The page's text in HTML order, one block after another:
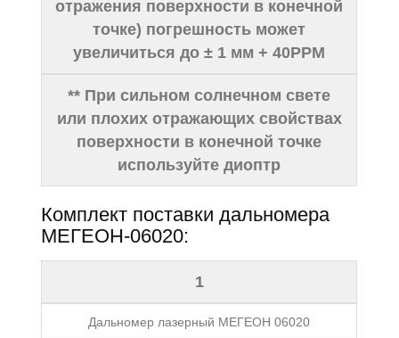
отражения поверхности в конечной
точке) погрешность может
увеличиться до ± 1 мм + 40PPM
** При сильном солнечном свете
или плохих отражающих свойствах
поверхности в конечной точке
используйте диоптр
Комплект поставки дальномера
МЕГЕОН-06020:
1
Дальномер лазерный МЕГЕОН 06020